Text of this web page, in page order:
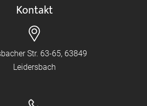
Kontakt
Str. 63-65, 63849
Leidersbach